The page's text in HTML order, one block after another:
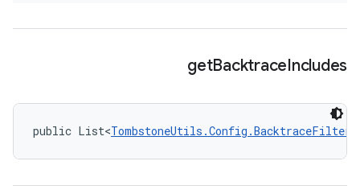
getBacktraceIncludes
public List<